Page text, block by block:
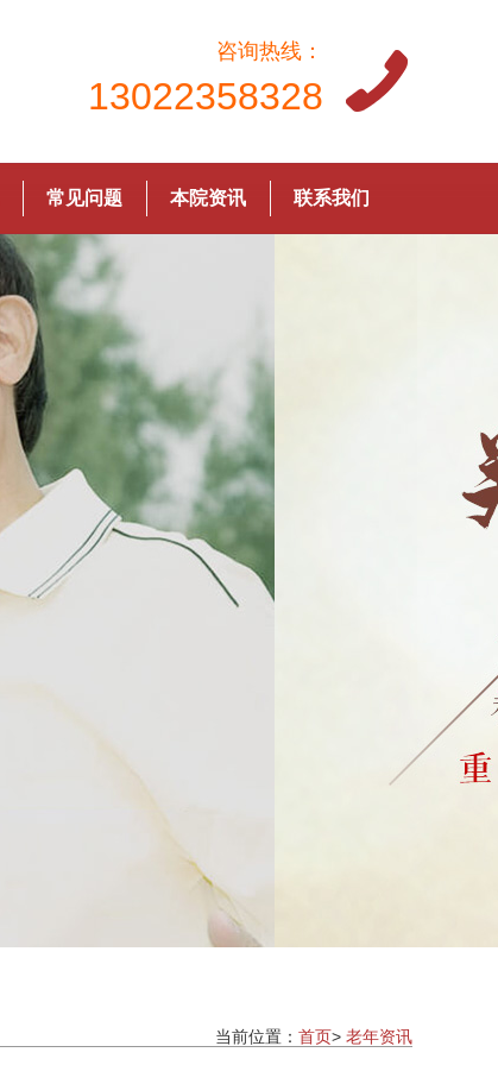
咨询热线：
13022358328
常见问题 本院资讯 联系我们
当前位置： 首页> 老年资讯